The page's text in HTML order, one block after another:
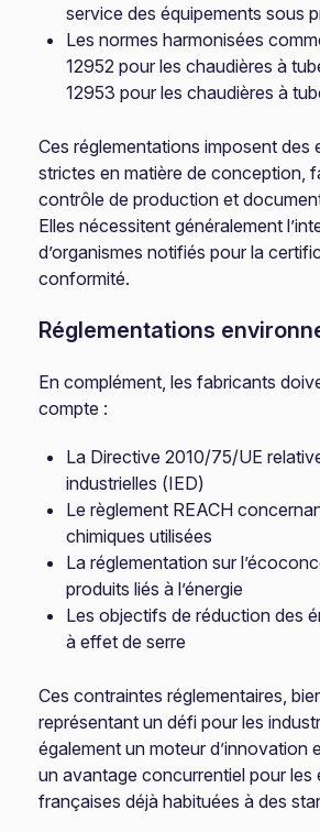
service des équipements sous
Les normes harmonisées
12952 pour les chaudières à
12953 pour les chaudières à
Ces réglementations imposent des
strictes en matière de conception,
contrôle de production et
Elles nécessitent généralement
d’organismes notifiés pour la
conformité.
Réglementations
En complément, les fabricants
compte :
La Directive 2010/75/UE
industrielles (IED)
Le règlement REACH
chimiques utilisées
La réglementation sur
produits liés à l’énergie
Les objectifs de réduction des
à effet de serre
Ces contraintes réglementaires,
représentant un défi pour les
également un moteur d’innovation
un avantage concurrentiel pour les
françaises déjà habituées à des